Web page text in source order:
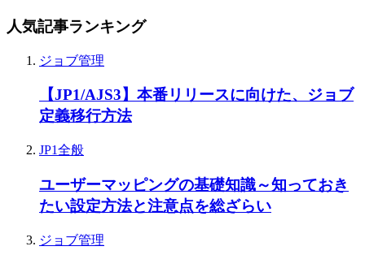
人気記事ランキング
ジョブ管理
【JP1/AJS3】本番リリースに向けた、ジョブ
定義移行方法
JP1全般
ユーザーマッピングの基礎知識～知っておき
たい設定方法と注意点を総ざらい
ジョブ管理